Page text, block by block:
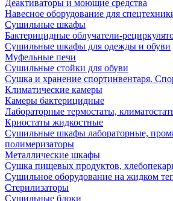
Деактиваторы и моющие средства
Навесное оборудование для
Сушильные шкафы
Бактерицидные облучатели-
Сушильные шкафы для одежды и обуви
Муфельные печи
Сушильные стойки для обуви
Сушка и хранение спортинвентаря.
Климатические камеры
Камеры бактерицидные
Лабораторные термостаты,
Криостаты жидкостные
Сушильные шкафы лабораторные,
полимеризаторы
Металлические шкафы
Сушка пищевых продуктов,
Сушильное оборудование на жидком
Стерилизаторы
Сушильные блоки